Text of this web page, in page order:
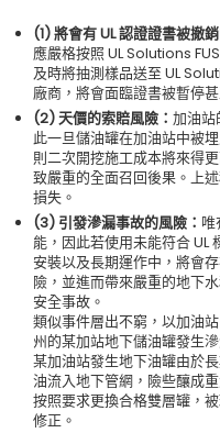
(1)將會有 UL 認證證書被撤
應嚴格按照 UL Solutions
及時將抽測樣品送至 UL
廠商，將會面臨證書被暫停
(2)天價的索賠風險： 加油站
此一旦儲油罐在加油站中被
則二次開挖施工成本將來得
致嚴重的全面召回後果。上
損失。
(3) 引發滲漏事故的風險：
能，因此若使用未能符合 UL
安裝以及長期運作中，將會
險，並進而帶來嚴重的地下
安全事故。
類似事件層出不窮，以加油
州的某加站地下儲油罐發生
某加油站發生地下油罐由於
油流入地下管網，險些釀成
按照要求更換合格雙層罐，
修正。